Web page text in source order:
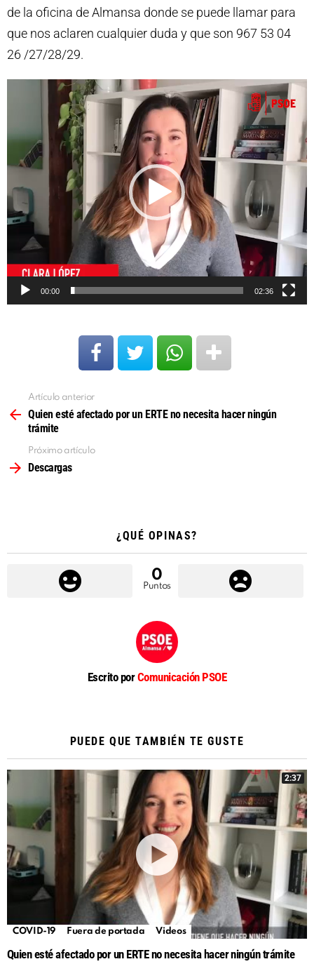
de la oficina de Almansa donde se puede llamar para
que nos aclaren cualquier duda y que son 967 53 04
26 /27/28/29.
p
d
u
o
00:00 02:36
más
Artículo anterior
Quien esté afectado por un ERTE no necesita hacer ningún
trámite
Próximo artículo
Descargas
¿QUÉ OPINAS?
0
Puntos
Escrito porComunicación PSOE
PUEDE QUE TAMBIÉN TE GUSTE
2:37
COVID-19 Fuera de portada Videos
Quien esté afectado por un ERTE no necesita hacer ningún trámite